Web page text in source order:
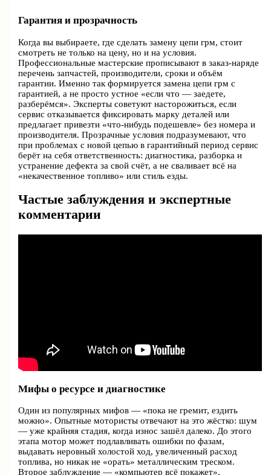
Гарантия и прозрачность
Когда вы выбираете, где сделать замену цепи грм, стоит
смотреть не только на цену, но и на условия.
Профессиональные мастерские прописывают в заказ‑наряде
перечень запчастей, производители, сроки и объём
гарантии. Именно так формируется замена цепи грм с
гарантией, а не просто устное «если что — заедете,
разберёмся». Эксперты советуют насторожиться, если
сервис отказывается фиксировать марку деталей или
предлагает привезти «что‑нибудь подешевле» без номера и
производителя. Прозрачные условия подразумевают, что
при проблемах с новой цепью в гарантийный период сервис
берёт на себя ответственность: диагностика, разборка и
устранение дефекта за свой счёт, а не сваливает всё на
«некачественное топливо» или стиль езды.
Частые заблуждения и экспертные
комментарии
Мифы о ресурсе и диагностике
Один из популярных мифов — «пока не гремит, ездить
можно». Опытные мотористы отвечают на это жёстко: шум
— уже крайняя стадия, когда износ зашёл далеко. До этого
этапа мотор может подлавливать ошибки по фазам,
выдавать неровный холостой ход, увеличенный расход
топлива, но никак не «орать» металлическим треском.
Второе заблуждение — «компьютер всё покажет».